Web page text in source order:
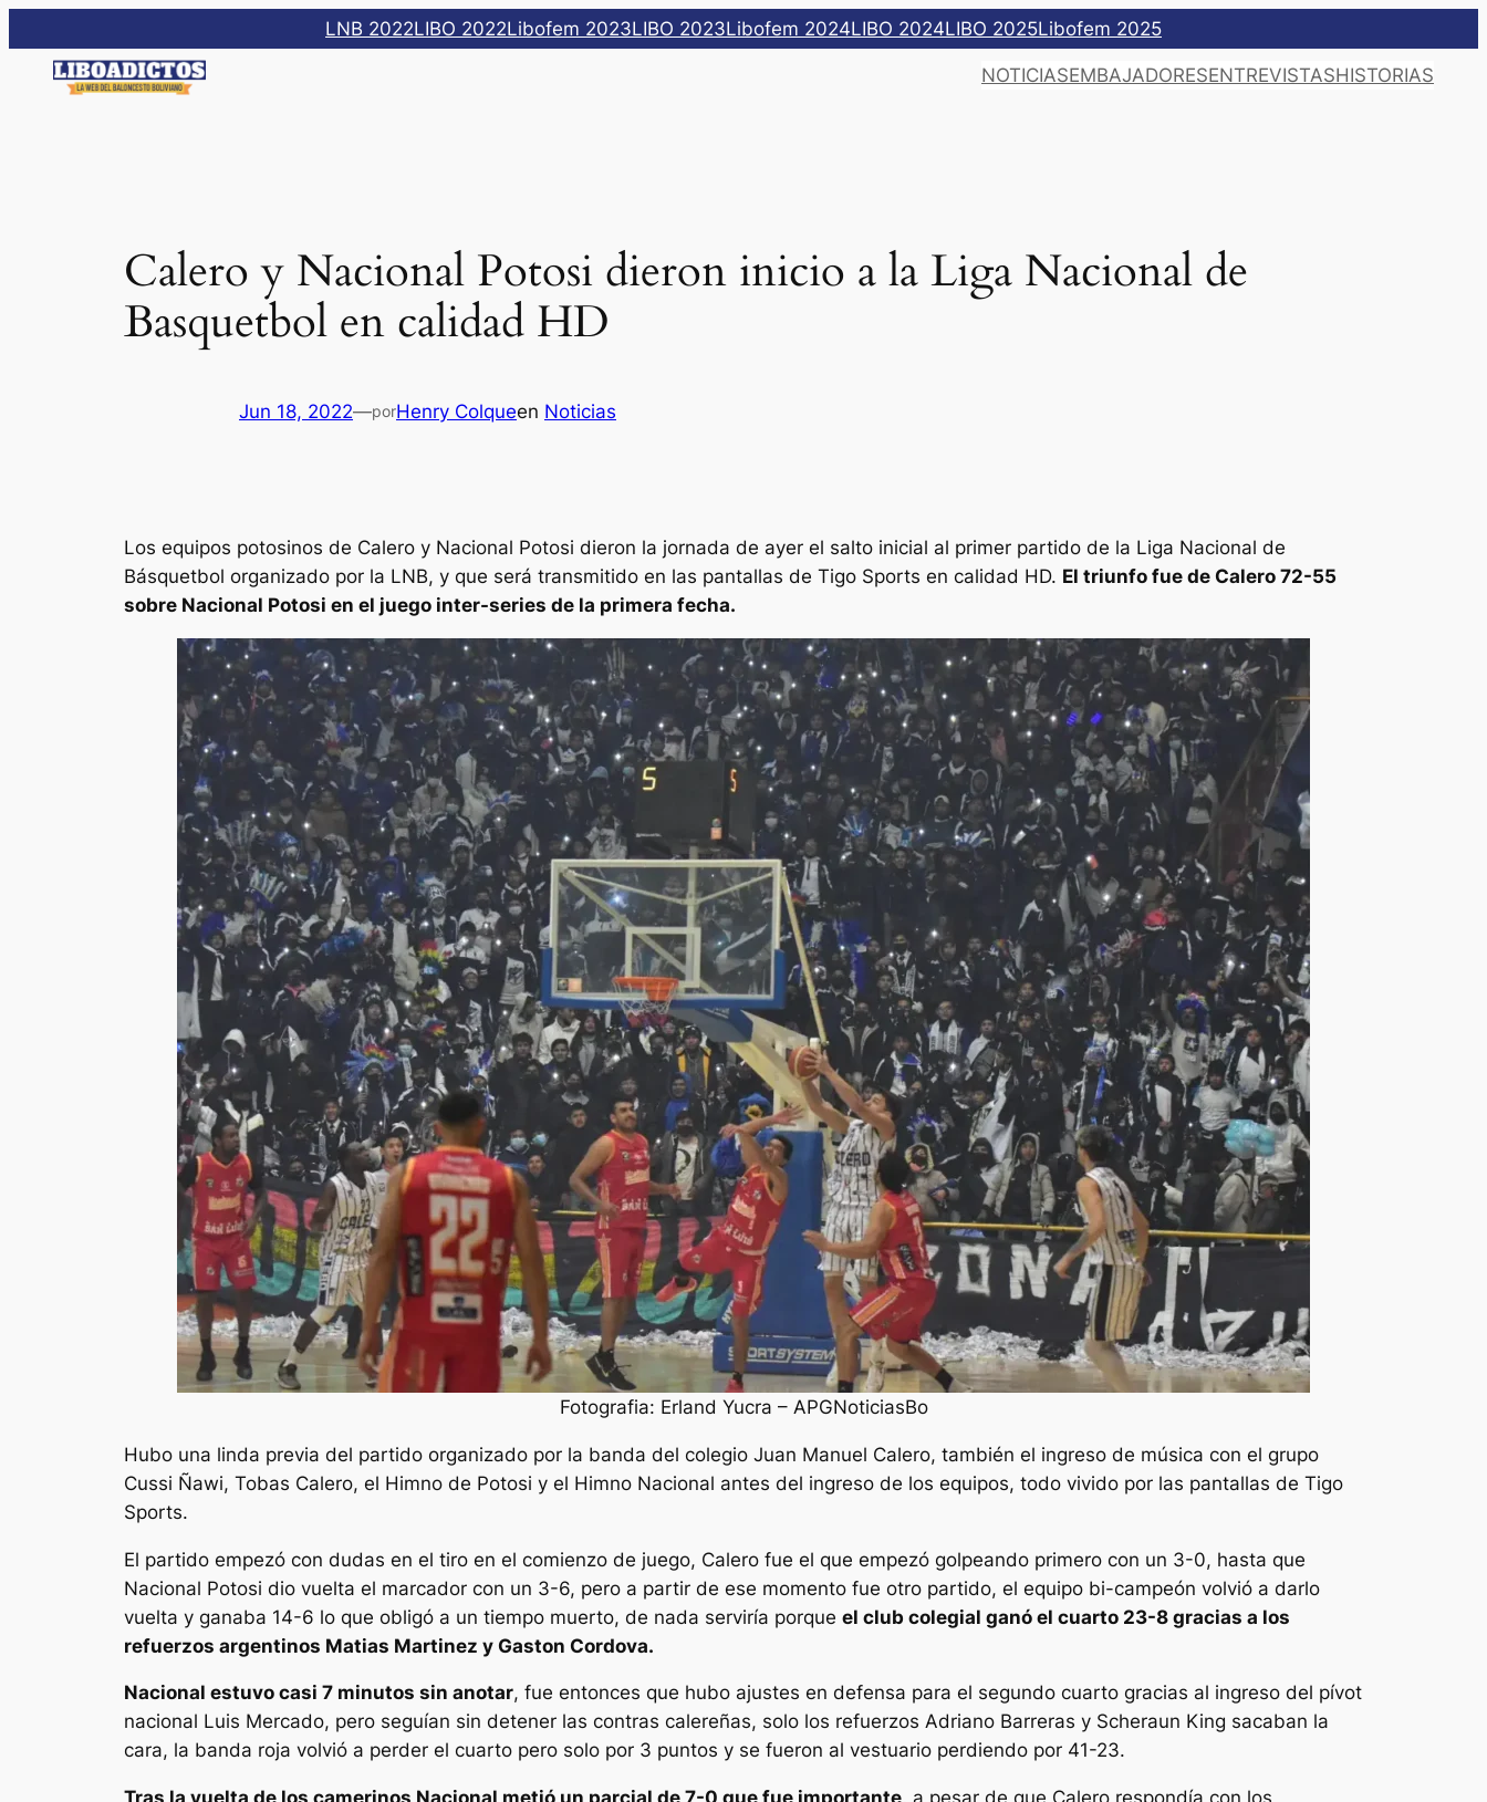
al
contenido
LNB 2022LIBO 2022Libofem 2023LIBO 2023Libofem 2024LIBO 2024LIBO 2025Libofem 2025
NOTICIASEMBAJADORESENTREVISTASHISTORIAS
Calero y Nacional Potosi dieron inicio a la Liga Nacional de
Basquetbol en calidad HD
Jun 18, 2022—porHenry Colqueen Noticias
Los equipos potosinos de Calero y Nacional Potosi dieron la jornada de ayer el salto inicial al primer partido de la Liga Nacional de
Básquetbol organizado por la LNB, y que será transmitido en las pantallas de Tigo Sports en calidad HD. El triunfo fue de Calero 72-55
sobre Nacional Potosi en el juego inter-series de la primera fecha.
Fotografia: Erland Yucra – APGNoticiasBo
Hubo una linda previa del partido organizado por la banda del colegio Juan Manuel Calero, también el ingreso de música con el grupo
Cussi Ñawi, Tobas Calero, el Himno de Potosi y el Himno Nacional antes del ingreso de los equipos, todo vivido por las pantallas de Tigo
Sports.
El partido empezó con dudas en el tiro en el comienzo de juego, Calero fue el que empezó golpeando primero con un 3-0, hasta que
Nacional Potosi dio vuelta el marcador con un 3-6, pero a partir de ese momento fue otro partido, el equipo bi-campeón volvió a darlo
vuelta y ganaba 14-6 lo que obligó a un tiempo muerto, de nada serviría porque el club colegial ganó el cuarto 23-8 gracias a los
refuerzos argentinos Matias Martinez y Gaston Cordova.
Nacional estuvo casi 7 minutos sin anotar, fue entonces que hubo ajustes en defensa para el segundo cuarto gracias al ingreso del pívot
nacional Luis Mercado, pero seguían sin detener las contras calereñas, solo los refuerzos Adriano Barreras y Scheraun King sacaban la
cara, la banda roja volvió a perder el cuarto pero solo por 3 puntos y se fueron al vestuario perdiendo por 41-23.